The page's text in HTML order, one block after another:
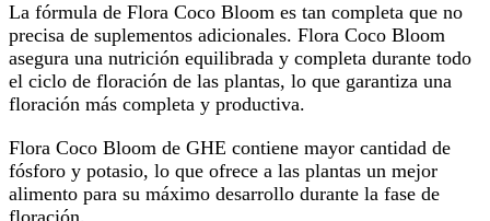
La fórmula de Flora Coco Bloom es tan completa que no
precisa de suplementos adicionales. Flora Coco Bloom
asegura una nutrición equilibrada y completa durante todo
el ciclo de floración de las plantas, lo que garantiza una
floración más completa y productiva.
Flora Coco Bloom de GHE contiene mayor cantidad de
fósforo y potasio, lo que ofrece a las plantas un mejor
alimento para su máximo desarrollo durante la fase de
floración.